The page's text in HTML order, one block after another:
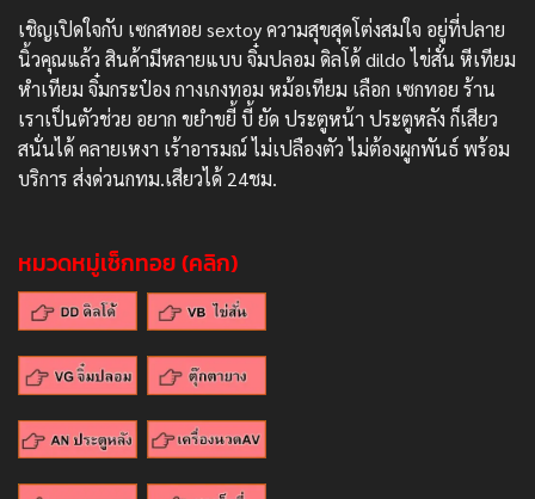
เชิญเปิดใจกับ เซกสทอย sextoy ความสุขสุดโต่งสมใจ อยู่ที่ปลาย
นิ้วคุณแล้ว สินค้ามีหลายแบบ จิ๋มปลอม ดิลโด้ dildo ไข่สั่น หีเทียม
หำเทียม จิ๋มกระป๋อง กางเกงทอม หม้อเทียม เลือก เซกทอย ร้าน
เราเป็นตัวช่วย อยาก ขยำขยี้ บี้ ยัด ประตูหน้า ประตูหลัง ก็เสียว
สนั่นได้ คลายเหงา เร้าอารมณ์ ไม่เปลืองตัว ไม่ต้องผูกพันธ์ พร้อม
บริการ ส่งด่วนกทม.เสียวได้ 24ชม.
หมวดหมู่เซ็กทอย (คลิก)